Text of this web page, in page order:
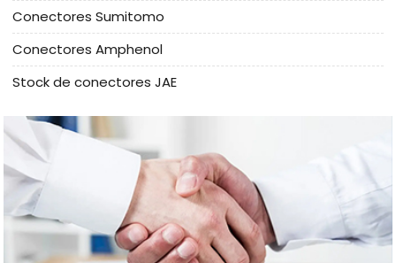
Conectores Sumitomo
Conectores Amphenol
Stock de conectores JAE